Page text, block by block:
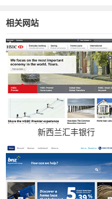
相关网站
新西兰汇丰银行